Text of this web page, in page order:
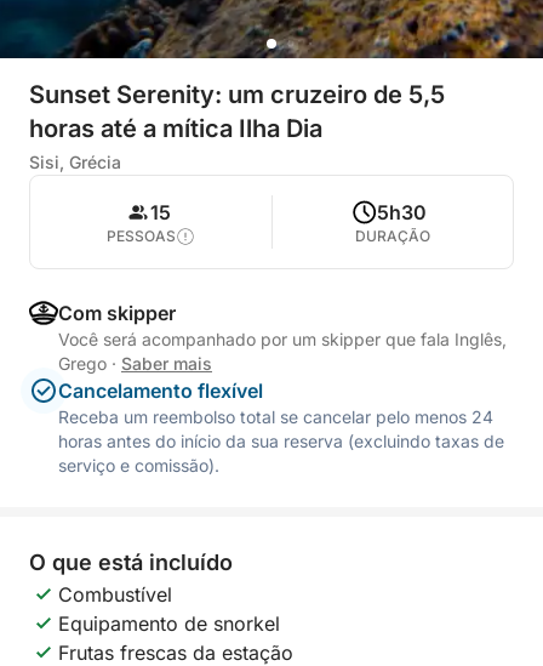
Sunset Serenity: um cruzeiro de 5,5
horas até a mítica Ilha Dia
Sisi, Grécia
15
PESSOAS
5h30
DURAÇÃO
Com skipper
Você será acompanhado por um skipper que fala Inglês,
Grego · Saber mais
Cancelamento flexível
Receba um reembolso total se cancelar pelo menos 24
horas antes do início da sua reserva (excluindo taxas de
serviço e comissão).
O que está incluído
Combustível
Equipamento de snorkel
Frutas frescas da estação